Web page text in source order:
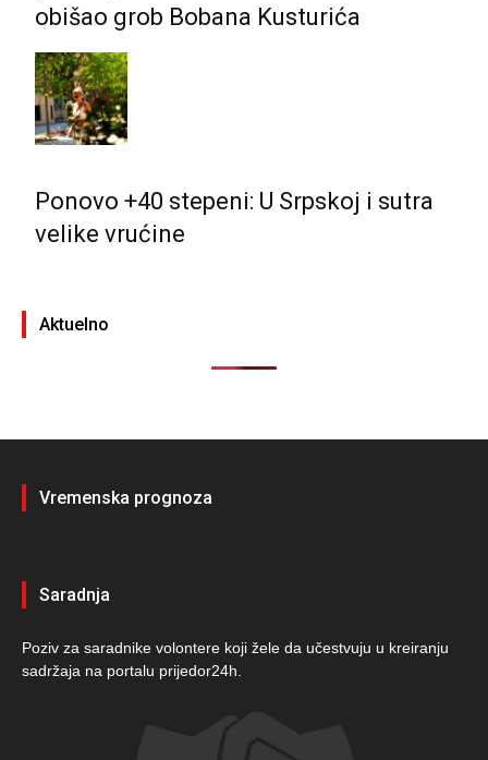
obišao grob Bobana Kusturića
Ponovo +40 stepeni: U Srpskoj i sutra
velike vrućine
Aktuelno
Vremenska prognoza
Saradnja
Poziv za saradnike volontere koji žele da učestvuju u kreiranju
sadržaja na portalu prijedor24h.